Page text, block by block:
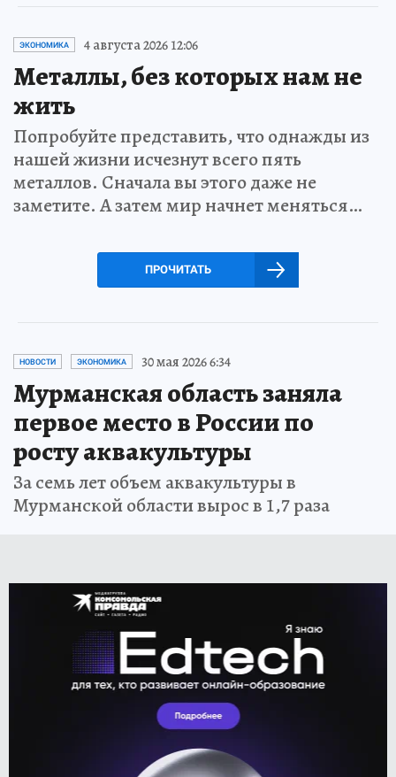
ЭКОНОМИКА 4 августа 2026 12:06
Металлы, без которых нам не
жить
Попробуйте представить, что однажды из
нашей жизни исчезнут всего пять
металлов. Сначала вы этого даже не
заметите. А затем мир начнет меняться…
ПРОЧИТАТЬ
НОВОСТИ ЭКОНОМИКА 30 мая 2026 6:34
Мурманская область заняла
первое место в России по
росту аквакультуры
За семь лет объем аквакультуры в
Мурманской области вырос в 1,7 раза